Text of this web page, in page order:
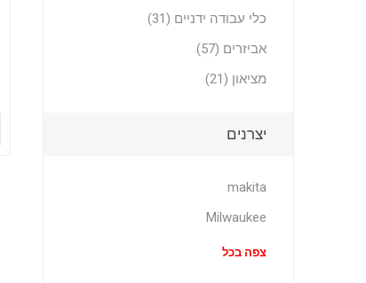
כלי עבודה ידניים (31)
אביזרים (57)
מציאון (21)
יצרנים
makita
Milwaukee
צפה בכל